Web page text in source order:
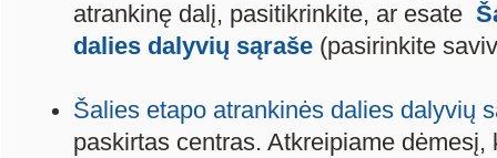
atrankinę dalį, pasitikrinkite, ar esate
dalies dalyvių sąraše (pasirinkite
Šalies etapo atrankinės dalies dalyvių
paskirtas centras. Atkreipiame dėmesį,